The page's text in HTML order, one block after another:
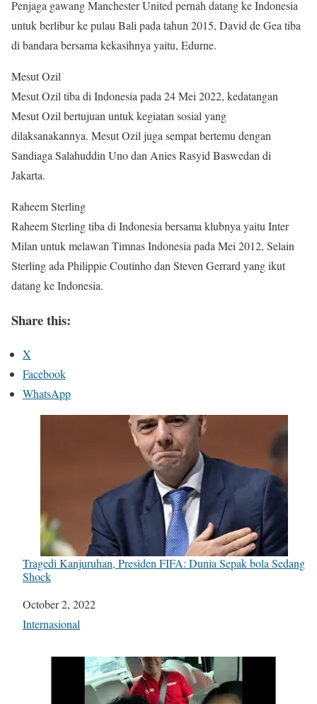
Penjaga gawang Manchester United pernah datang ke Indonesia
untuk berlibur ke pulau Bali pada tahun 2015, David de Gea tiba
di bandara bersama kekasihnya yaitu, Edurne.
Mesut Ozil
Mesut Ozil tiba di Indonesia pada 24 Mei 2022, kedatangan
Mesut Ozil bertujuan untuk kegiatan sosial yang
dilaksanakannya. Mesut Ozil juga sempat bertemu dengan
Sandiaga Salahuddin Uno dan Anies Rasyid Baswedan di
Jakarta.
Raheem Sterling
Raheem Sterling tiba di Indonesia bersama klubnya yaitu Inter
Milan untuk melawan Timnas Indonesia pada Mei 2012, Selain
Sterling ada Philippie Coutinho dan Steven Gerrard yang ikut
datang ke Indonesia.
Share this:
X
Facebook
WhatsApp
Tragedi Kanjuruhan, Presiden FIFA: Dunia Sepak bola Sedang
Shock
Date
October 2, 2022
In relation to
Internasional